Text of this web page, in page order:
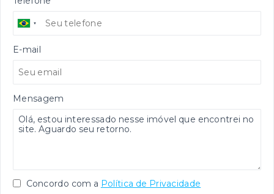
E-mail
Mensagem
Concordo com a Política de Privacidade